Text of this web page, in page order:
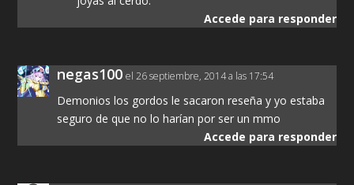
Accede para responder
negas100 el 26 septiembre, 2014 a las 17:54
Demonios los gordos le sacaron reseña y yo estaba
seguro de que no lo harían por ser un mmo
Accede para responder